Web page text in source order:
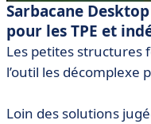
Sarbacane
pour les TPE et
Les petites structures
l’outil les décomplexe
Loin des solutions